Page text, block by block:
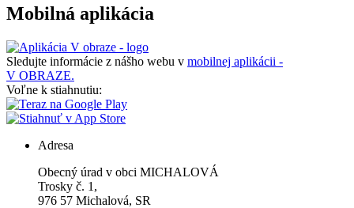
Mobilná aplikácia
Sledujte informácie z nášho webu v mobilnej aplikácii -
V OBRAZE.
Voľne k stiahnutiu:
Adresa
Obecný úrad v obci MICHALOVÁ
Trosky č. 1,
976 57 Michalová, SR